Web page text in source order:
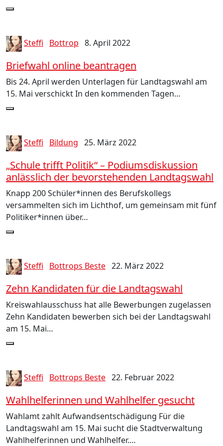
Steffi Bottrop 8. April 2022
Briefwahl online beantragen
Bis 24. April werden Unterlagen für Landtagswahl am
15. Mai verschickt In den kommenden Tagen…
Steffi Bildung 25. März 2022
„Schule trifft Politik“ – Podiumsdiskussion
anlässlich der bevorstehenden Landtagswahl
Knapp 200 Schüler*innen des Berufskollegs
versammelten sich im Lichthof, um gemeinsam mit fünf
Politiker*innen über…
Steffi Bottrops Beste 22. März 2022
Zehn Kandidaten für die Landtagswahl
Kreiswahlausschuss hat alle Bewerbungen zugelassen
Zehn Kandidaten bewerben sich bei der Landtagswahl
am 15. Mai…
Steffi Bottrops Beste 22. Februar 2022
Wahlhelferinnen und Wahlhelfer gesucht
Wahlamt zahlt Aufwandsentschädigung Für die
Landtagswahl am 15. Mai sucht die Stadtverwaltung
Wahlhelferinnen und Wahlhelfer.…